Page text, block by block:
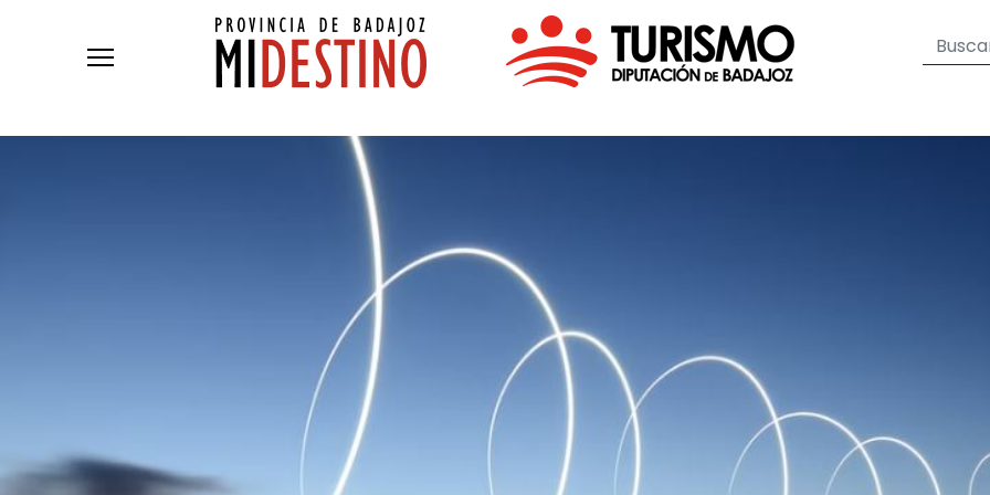
Pasar al contenido principal